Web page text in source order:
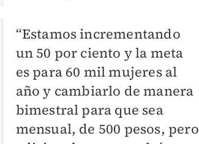
“Estamos incrementando
un 50 por ciento y la meta
es para 60 mil mujeres al
año y cambiarlo de manera
bimestral para que sea
mensual, de 500 pesos, pero